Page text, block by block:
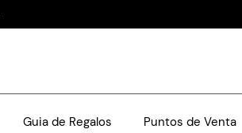
Guia de Regalos Puntos de Venta